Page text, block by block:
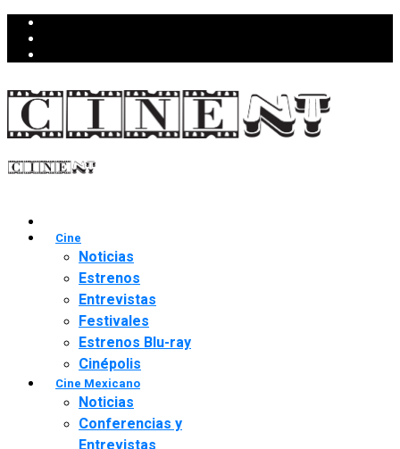
Cine
Noticias
Estrenos
Entrevistas
Festivales
Estrenos Blu-ray
Cinépolis
Cine Mexicano
Noticias
Conferencias y